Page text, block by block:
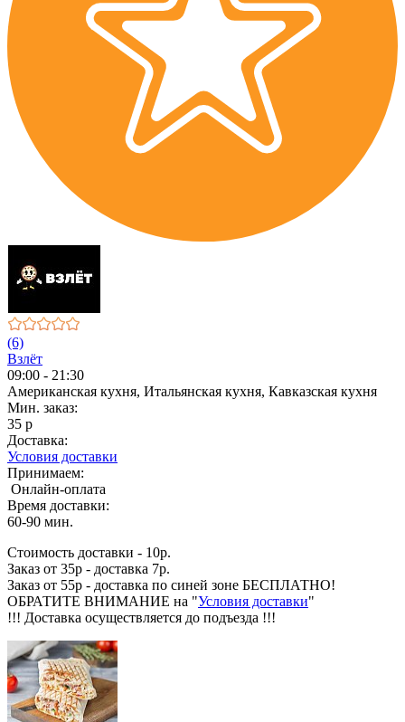
(6)
Взлёт
09:00 - 21:30
Американская кухня, Итальянская кухня, Кавказская кухня
Мин. заказ:
35 р
Доставка:
Условия доставки
Принимаем:
Онлайн-оплата
Время доставки:
60-90 мин.
Стоимость доставки - 10р.
Заказ от 35р - доставка 7р.
Заказ от 55р - доставка по синей зоне БЕСПЛАТНО!
ОБРАТИТЕ ВНИМАНИЕ на "Условия доставки"
!!! Доставка осуществляется до подъезда !!!